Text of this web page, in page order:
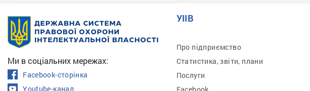
Ми в соціальних мережах:
Facebook-сторінка
Youtube-канал
УІІВ
Про підприємство
Статистика, звіти, плани
Послуги